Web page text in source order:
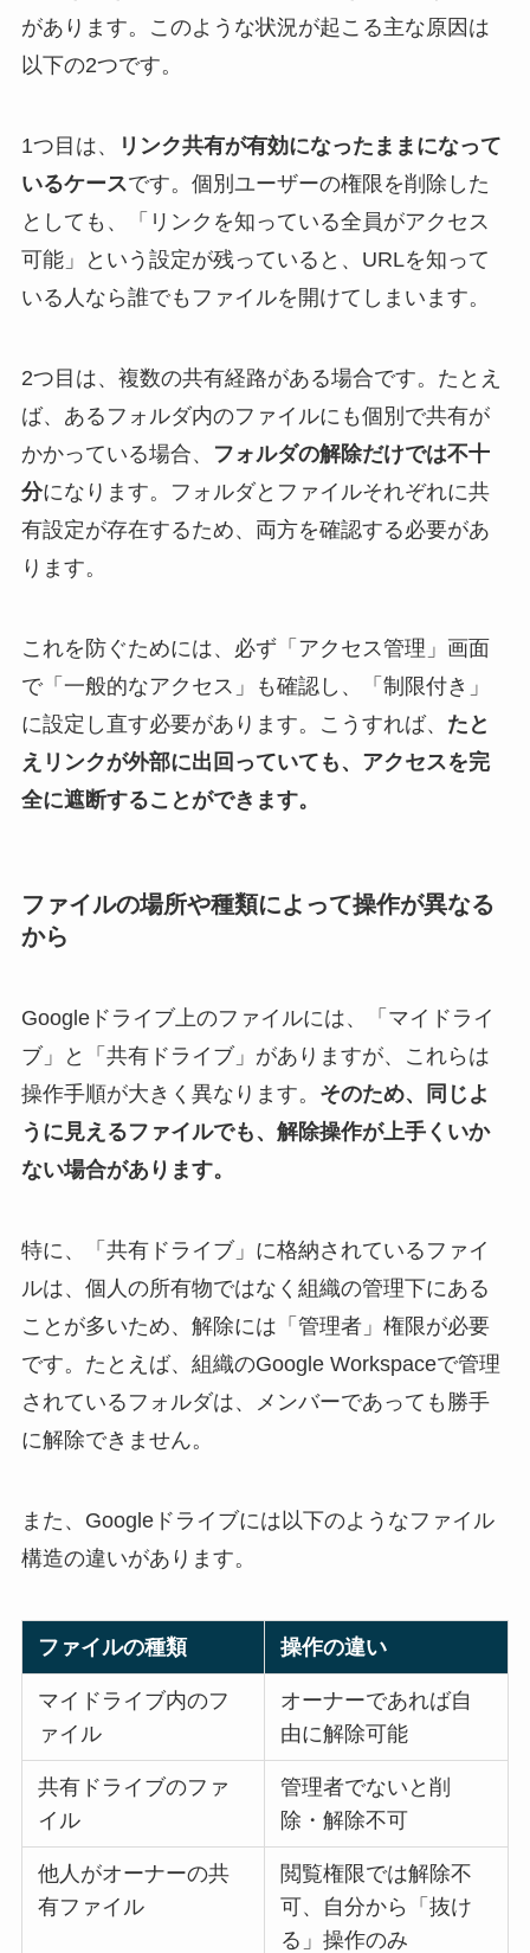
があります。このような状況が起こる主な原因は
以下の2つです。
1つ目は、
リンク共有が有効になったままになって
いるケースです。個別ユーザーの権限を削除した
としても、「リンクを知っている全員がアクセス
可能」という設定が残っていると、URLを知って
いる人なら誰でもファイルを開けてしまいます。
2つ目は、複数の共有経路がある場合です。たとえ
ば、あるフォルダ内のファイルにも個別で共有が
かかっている場合、
フォルダの解除だけでは不十
分になります。フォルダとファイルそれぞれに共
有設定が存在するため、両方を確認する必要があ
ります。
これを防ぐためには、必ず「アクセス管理」画面
で「一般的なアクセス」も確認し、「制限付き」
に設定し直す必要があります。こうすれば、 たと
えリンクが外部に出回っていても、アクセスを完
全に遮断することができます。
ファイルの場所や種類によって操作が異なる
から
Googleドライブ上のファイルには、「マイドライ
ブ」と「共有ドライブ」がありますが、これらは
操作手順が大きく異なります。 そのため、同じよ
うに見えるファイルでも、解除操作が上手くいか
ない場合があります。
特に、「共有ドライブ」に格納されているファイ
ルは、個人の所有物ではなく組織の管理下にある
ことが多いため、解除には「管理者」権限が必要
です。たとえば、組織のGoogle Workspaceで管理
されているフォルダは、メンバーであっても勝手
に解除できません。
また、Googleドライブには以下のようなファイル
構造の違いがあります。
ファイルの種類 操作の違い
マイドライブ内のフ
ァイル
オーナーであれば自
由に解除可能
共有ドライブのファ
イル
管理者でないと削
除・解除不可
他人がオーナーの共
有ファイル
閲覧権限では解除不
可、自分から「抜け
る」操作のみ